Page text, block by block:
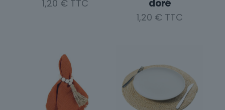
1,20 €
doré
1,20 €